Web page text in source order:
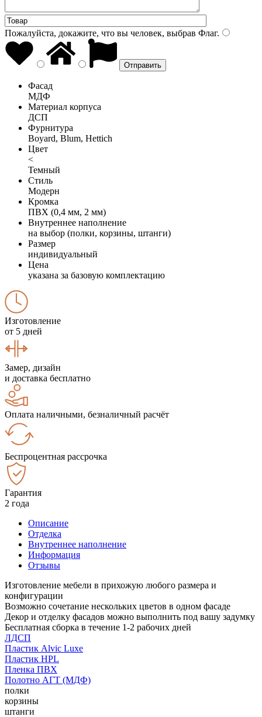
Пожалуйста, докажите, что вы человек, выбрав Флаг.
Фасад
МДФ
Материал корпуса
ДСП
Фурнитура
Boyard, Blum, Hettich
Цвет
<
Темный
Стиль
Модерн
Кромка
ПВХ (0,4 мм, 2 мм)
Внутреннее наполнение
на выбор (полки, корзины, штанги)
Размер
индивидуальный
Цена
указана за базовую комплектацию
Изготовление
от 5 дней
Замер, дизайн
и доставка бесплатно
Оплата наличными, безналичный расчёт
Беспроцентная рассрочка
Гарантия
2 года
Описание
Отделка
Внутреннее наполнение
Информация
Отзывы
Изготовление мебели в прихожую любого размера и
конфигурации
Возможно сочетание нескольких цветов в одном фасаде
Декор и отделку фасадов можно выполнить под вашу задумку
Бесплатная сборка в течение 1-2 рабочих дней
ЛДСП
Пластик Alvic Luxe
Пластик HPL
Пленка ПВХ
Полотно АГТ (МДФ)
полки
корзины
штанги